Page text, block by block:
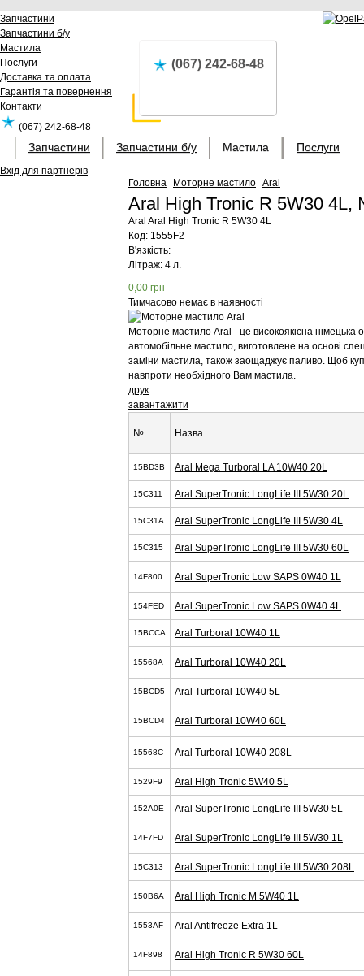
Запчастини
Запчастини б/у
Мастила
Послуги
Доставка та оплата
Гарантія та повернення
Контакти
(067) 242-68-48
Вхід для партнерів
(067) 242-68-48
Запчастини Запчастини б/у Мастила Послуги
Головна Моторне мастило Aral
Aral High Tronic R 5W30
Aral Aral High Tronic R 5W30 4L
Код: 1555F2
В'язкість:
Літраж: 4 л.
0,00 грн
Тимчасово немає в наявності
Моторне мастило Aral - це високоякісна німецька
автомобільне мастило, виготовлене на основі
заміни мастила, також заощаджує паливо. Щоб
навпроти необхідного Вам мастила.
друк
завантажити
№ Назва
15BD3B Aral Mega Turboral LA 10W40 20L
15C311 Aral SuperTronic LongLife III 5W30 20L
15C31A Aral SuperTronic LongLife III 5W30 4L
15C315 Aral SuperTronic LongLife III 5W30 60L
14F800 Aral SuperTronic Low SAPS 0W40 1L
154FED Aral SuperTronic Low SAPS 0W40 4L
15BCCA Aral Turboral 10W40 1L
15568A Aral Turboral 10W40 20L
15BCD5 Aral Turboral 10W40 5L
15BCD4 Aral Turboral 10W40 60L
15568C Aral Turboral 10W40 208L
1529F9 Aral High Tronic 5W40 5L
152A0E Aral SuperTronic LongLife III 5W30 5L
14F7FD Aral SuperTronic LongLife III 5W30 1L
15C313 Aral SuperTronic LongLife III 5W30 208L
150B6A Aral High Tronic M 5W40 1L
1553AF Aral Antifreeze Extra 1L
14F898 Aral High Tronic R 5W30 60L